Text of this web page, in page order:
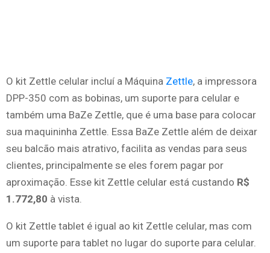
O kit Zettle celular incluí a Máquina Zettle, a impressora
DPP-350 com as bobinas, um suporte para celular e
também uma BaZe Zettle, que é uma base para colocar
sua maquininha Zettle. Essa BaZe Zettle além de deixar
seu balcão mais atrativo, facilita as vendas para seus
clientes, principalmente se eles forem pagar por
aproximação. Esse kit Zettle celular está custando R$
1.772,80 à vista.
O kit Zettle tablet é igual ao kit Zettle celular, mas com
um suporte para tablet no lugar do suporte para celular.